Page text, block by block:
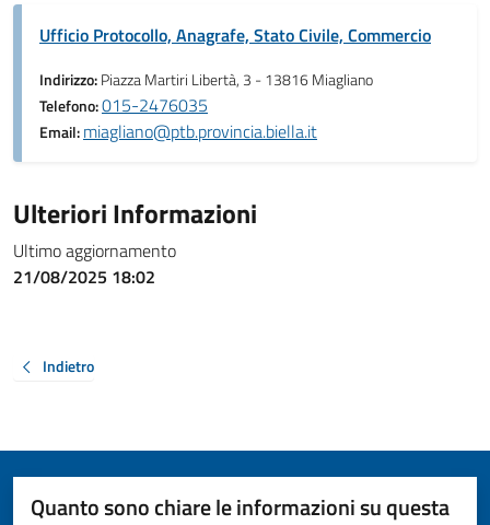
Ufficio Protocollo, Anagrafe, Stato Civile, Commercio
Indirizzo:Piazza Martiri Libertà, 3 - 13816 Miagliano
Telefono:015-2476035
Email:miagliano@ptb.provincia.biella.it
Ulteriori Informazioni
Ultimo aggiornamento
21/08/2025 18:02
Indietro
Quanto sono chiare le informazioni su questa